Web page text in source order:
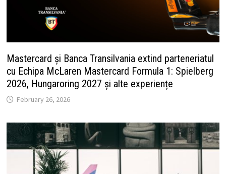
Mastercard și Banca Transilvania extind parteneriatul
cu Echipa McLaren Mastercard Formula 1: Spielberg
2026, Hungaroring 2027 și alte experiențe
February 26, 2026